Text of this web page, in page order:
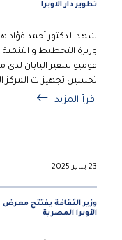
تطوير دار الاوبرا
شهد الدكتور أحمد فؤاد
وزيرة التخطيط و التنمية
فوميو سفير اليابان لدى
تحسين تجهيزات المركز
اقرأ المزيد
23 يناير 2025
وزير الثقافة يفتتح معرض
الأوبرا المصرية